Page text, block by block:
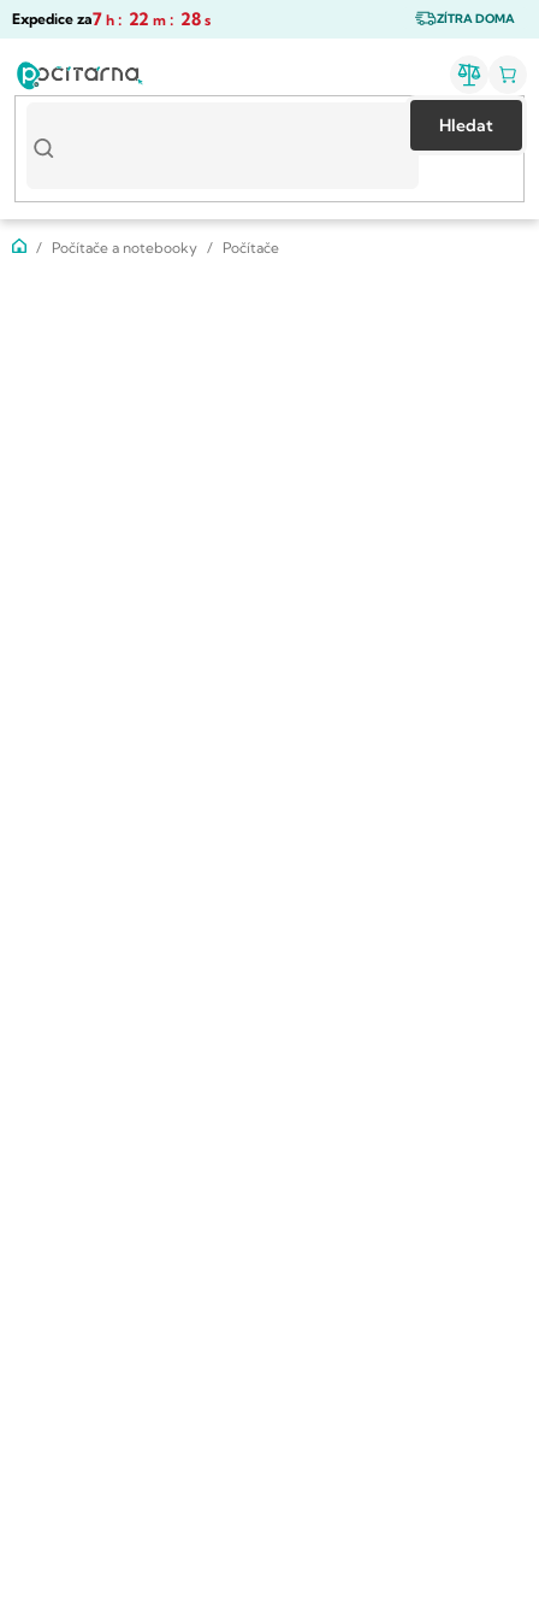
Přejít
ZÍTRA DOMA
Expedice za7 h : 22 m : 28 s
Hledat
DomůPočítače a notebooky Počítače